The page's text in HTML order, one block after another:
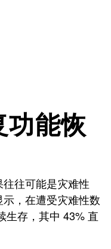
功能恢
往可能是灾难性
，在遭受灾难性数
生存，其中 43% 直